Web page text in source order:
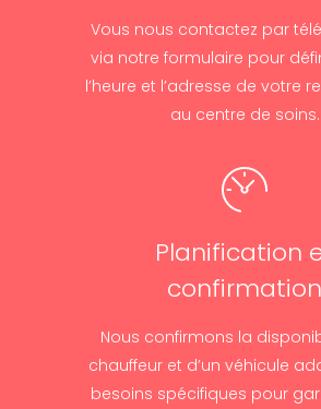
Vous nous contactez par
via notre formulaire pour
l’heure et l’adresse de votre
au centre de soins.
Planification
confirmation
Nous confirmons la
chauffeur et d’un véhicule
besoins spécifiques pour